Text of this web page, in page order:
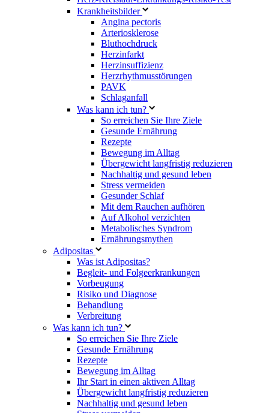
Krankheitsbilder
Angina pectoris
Arteriosklerose
Bluthochdruck
Herzinfarkt
Herzinsuffizienz
Herzrhythmusstörungen
PAVK
Schlaganfall
Was kann ich tun?
So erreichen Sie Ihre Ziele
Gesunde Ernährung
Rezepte
Bewegung im Alltag
Übergewicht langfristig reduzieren
Nachhaltig und gesund leben
Stress vermeiden
Gesunder Schlaf
Mit dem Rauchen aufhören
Auf Alkohol verzichten
Metabolisches Syndrom
Ernährungsmythen
Adipositas
Was ist Adipositas?
Begleit- und Folgeerkrankungen
Vorbeugung
Risiko und Diagnose
Behandlung
Verbreitung
Was kann ich tun?
So erreichen Sie Ihre Ziele
Gesunde Ernährung
Rezepte
Bewegung im Alltag
Ihr Start in einen aktiven Alltag
Übergewicht langfristig reduzieren
Nachhaltig und gesund leben